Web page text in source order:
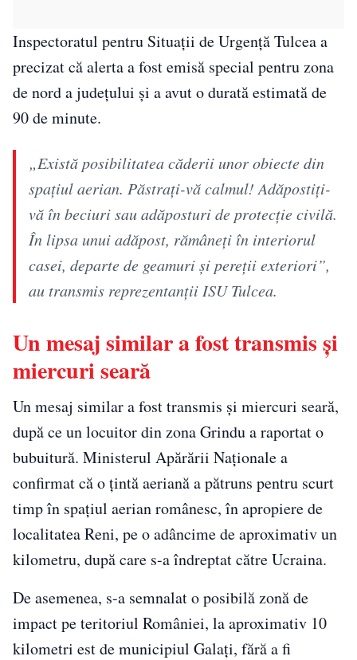
Inspectoratul pentru Situații de Urgență Tulcea a
precizat că alerta a fost emisă special pentru zona
de nord a județului și a avut o durată estimată de
90 de minute.
„Există posibilitatea căderii unor obiecte din
spaţiul aerian. Păstraţi-vă calmul! Adăpostiţi-
vă în beciuri sau adăposturi de protecţie civilă.
În lipsa unui adăpost, rămâneţi în interiorul
casei, departe de geamuri şi pereţii exteriori”,
au transmis reprezentanţii ISU Tulcea.
Un mesaj similar a fost transmis și
miercuri seară
Un mesaj similar a fost transmis și miercuri seară,
după ce un locuitor din zona Grindu a raportat o
bubuitură. Ministerul Apărării Naționale a
confirmat că o țintă aeriană a pătruns pentru scurt
timp în spațiul aerian românesc, în apropiere de
localitatea Reni, pe o adâncime de aproximativ un
kilometru, după care s-a îndreptat către Ucraina.
De asemenea, s-a semnalat o posibilă zonă de
impact pe teritoriul României, la aproximativ 10
kilometri est de municipiul Galați, fără a fi